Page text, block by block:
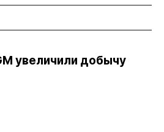
увеличили добычу